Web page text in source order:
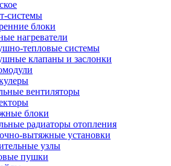
системы
блоки
нагреватели
тепловые системы
клапаны и заслонки
вентиляторы
блоки
радиаторы отопления
вытяжные установки
узлы
пушки